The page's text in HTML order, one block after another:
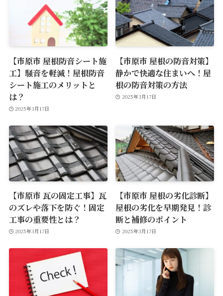
【市原市 屋根防音シート施
工】騒音を軽減！屋根防音
シート施工のメリットと
は？
2025年3月17日
【市原市 屋根の防音対策】
静かで快適な住まいへ！屋
根の防音対策の方法
2025年3月17日
【市原市 瓦の固定工事】瓦
のズレや落下を防ぐ！固定
工事の重要性とは？
2025年3月17日
【市原市 屋根の劣化診断】
屋根の劣化を早期発見！診
断と補修のポイント
2025年3月17日